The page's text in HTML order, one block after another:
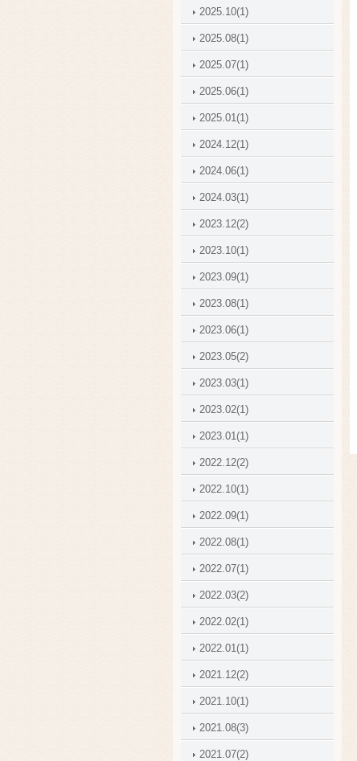
2025.10(1)
2025.08(1)
2025.07(1)
2025.06(1)
2025.01(1)
2024.12(1)
2024.06(1)
2024.03(1)
2023.12(2)
2023.10(1)
2023.09(1)
2023.08(1)
2023.06(1)
2023.05(2)
2023.03(1)
2023.02(1)
2023.01(1)
2022.12(2)
2022.10(1)
2022.09(1)
2022.08(1)
2022.07(1)
2022.03(2)
2022.02(1)
2022.01(1)
2021.12(2)
2021.10(1)
2021.08(3)
2021.07(2)